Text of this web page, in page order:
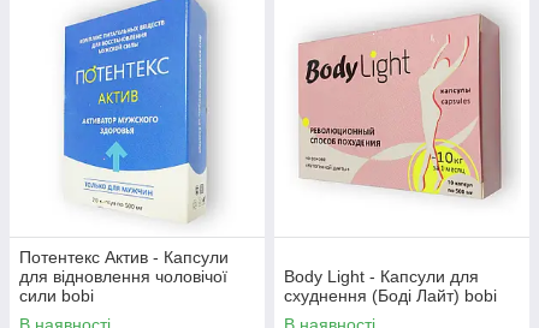
Потентекс Актив - Капсули
для відновлення чоловічої
сили bobi
Body Light - Капсули для
схуднення (Боді Лайт) bobi